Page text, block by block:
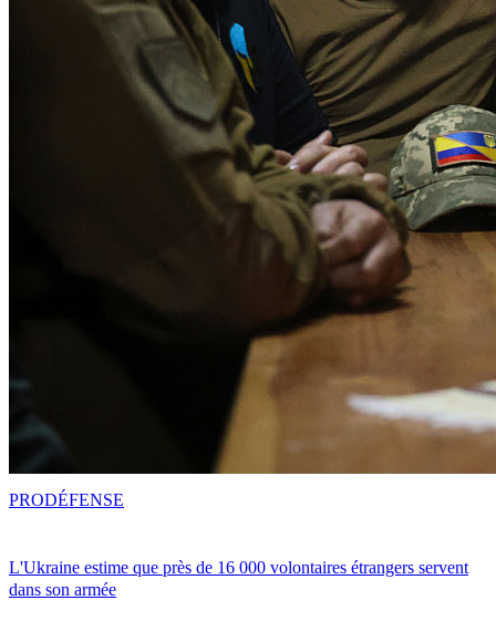
L'Ukraine estime que près de 16 000 volontaires étrangers servent
dans son armée
PRODÉFENSE